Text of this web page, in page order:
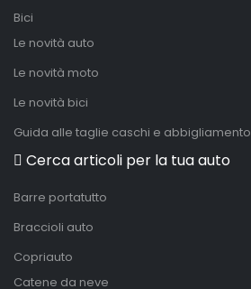
Bici
Le novità auto
Le novità moto
Le novità bici
Guida alle taglie caschi e abbigliamento
Cerca articoli per la tua auto
Barre portatutto
Braccioli auto
Copriauto
Catene da neve